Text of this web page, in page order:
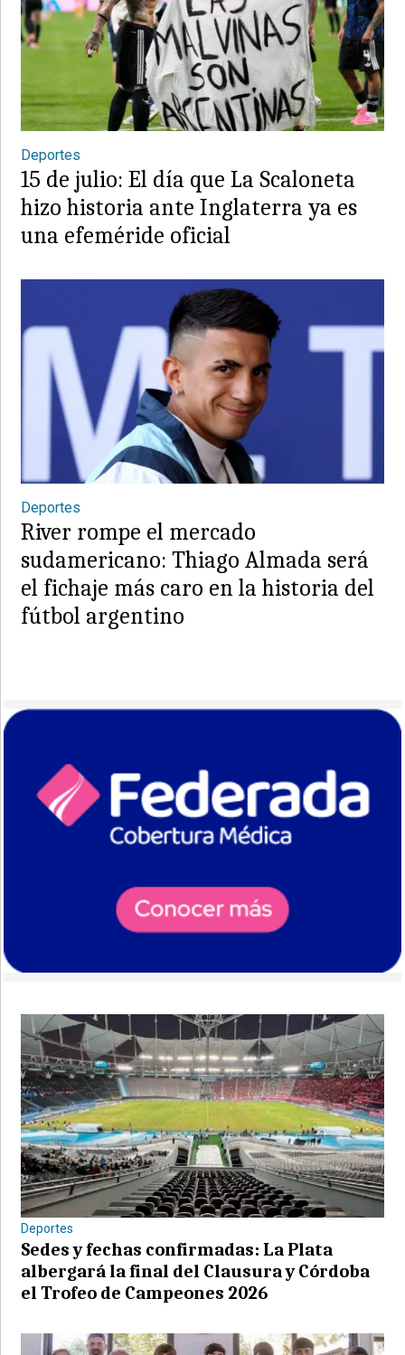
Deportes
15 de julio: El día que La Scaloneta
hizo historia ante Inglaterra ya es
una efeméride oficial
Deportes
River rompe el mercado
sudamericano: Thiago Almada será
el fichaje más caro en la historia del
fútbol argentino
Deportes
Sedes y fechas confirmadas: La Plata
albergará la final del Clausura y Córdoba
el Trofeo de Campeones 2026